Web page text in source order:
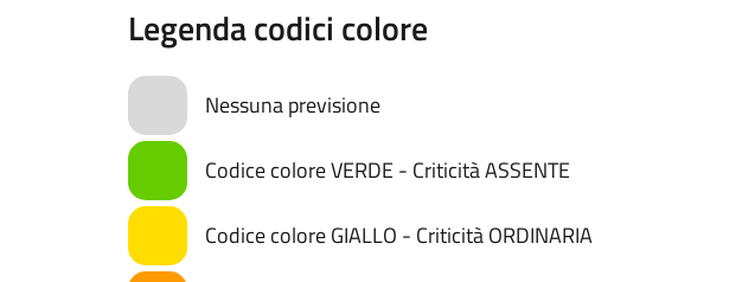
Legenda codici colore
Nessuna previsione
Codice colore VERDE - Criticità ASSENTE
Codice colore GIALLO - Criticità ORDINARIA